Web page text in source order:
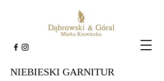
NIEBIESKI GARNITUR